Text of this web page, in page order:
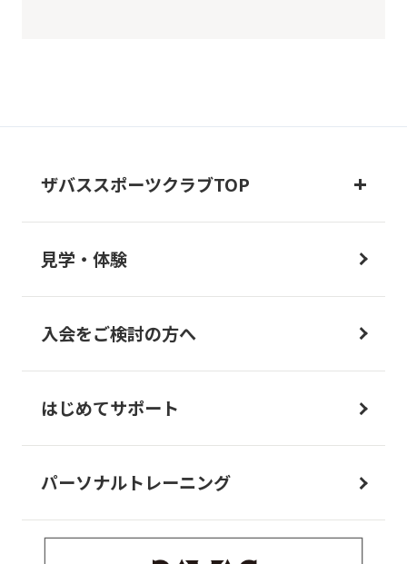
ザバススポーツクラブTOP
見学・体験
入会をご検討の方へ
はじめてサポート
パーソナルトレーニング